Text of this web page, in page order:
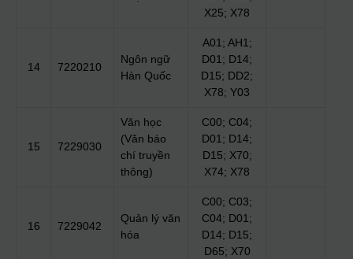
X25; X78
14 7220210
Ngôn ngữ
Hàn Quốc
A01; AH1;
D01; D14;
D15; DD2;
X78; Y03
15 7229030
Văn học
(Văn báo
chí truyền
thông)
C00; C04;
D01; D14;
D15; X70;
X74; X78
16 7229042
Quản lý văn
hóa
C00; C03;
C04; D01;
D14; D15;
D65; X70